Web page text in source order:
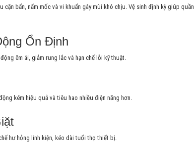
bẩn, nấm mốc và vi khuẩn gây mùi khó chịu. Vệ sinh định kỳ giúp quần
Ổn Định
êm ái, giảm rung lắc và hạn chế lỗi kỹ thuật.
kém hiệu quả và tiêu hao nhiều điện năng hơn.
hư hỏng linh kiện, kéo dài tuổi thọ thiết bị.